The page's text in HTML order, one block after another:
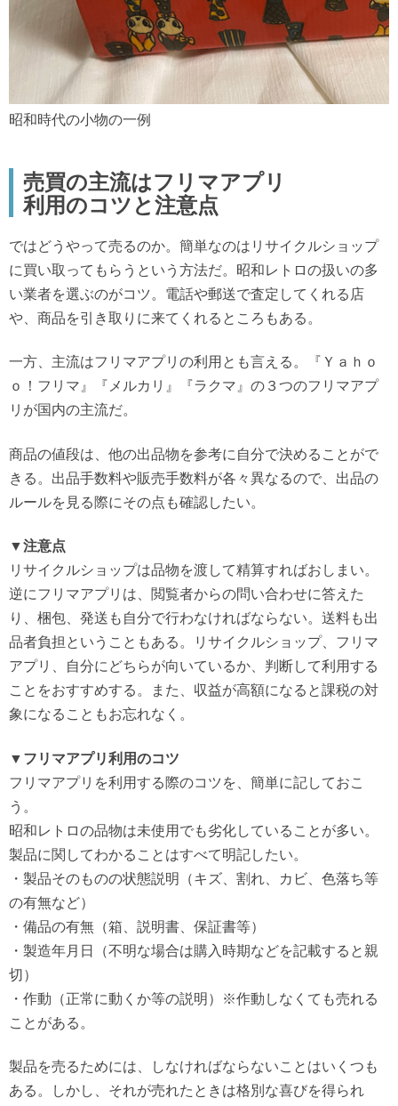
昭和時代の小物の一例
売買の主流はフリマアプリ
利用のコツと注意点
ではどうやって売るのか。簡単なのはリサイクルショップ
に買い取ってもらうという方法だ。昭和レトロの扱いの多
い業者を選ぶのがコツ。電話や郵送で査定してくれる店
や、商品を引き取りに来てくれるところもある。
一方、主流はフリマアプリの利用とも言える。『Ｙａｈｏ
ｏ！フリマ』『メルカリ』『ラクマ』の３つのフリマアプ
リが国内の主流だ。
商品の値段は、他の出品物を参考に自分で決めることがで
きる。出品手数料や販売手数料が各々異なるので、出品の
ルールを見る際にその点も確認したい。
▼注意点
リサイクルショップは品物を渡して精算すればおしまい。
逆にフリマアプリは、閲覧者からの問い合わせに答えた
り、梱包、発送も自分で行わなければならない。送料も出
品者負担ということもある。リサイクルショップ、フリマ
アプリ、自分にどちらが向いているか、判断して利用する
ことをおすすめする。また、収益が高額になると課税の対
象になることもお忘れなく。
▼フリマアプリ利用のコツ
フリマアプリを利用する際のコツを、簡単に記しておこ
う。
昭和レトロの品物は未使用でも劣化していることが多い。
製品に関してわかることはすべて明記したい。
・製品そのものの状態説明（キズ、割れ、カビ、色落ち等
の有無など）
・備品の有無（箱、説明書、保証書等）
・製造年月日（不明な場合は購入時期などを記載すると親
切）
・作動（正常に動くか等の説明）※作動しなくても売れる
ことがある。
製品を売るためには、しなければならないことはいくつも
ある。しかし、それが売れたときは格別な喜びを得られ